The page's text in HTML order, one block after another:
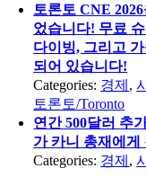
토론토 CNE
었습니다! 무료
다이빙, 그리고
되어 있습니다!
Categories: 경제 ,
토론토/Toronto
연간 500달러 추
가 카니 총재에게
Categories: 경제 ,